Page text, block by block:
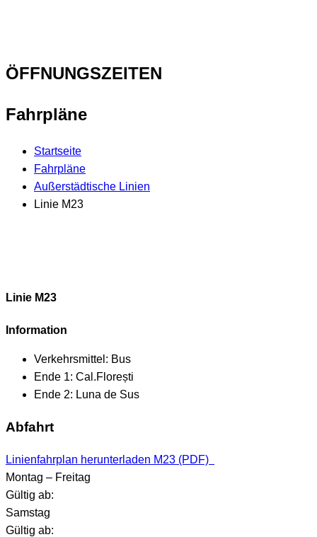
ÖFFNUNGSZEITEN
Fahrpläne
Startseite
Fahrpläne
Außerstädtische Linien
Linie M23
Linie M23
Information
Verkehrsmittel: Bus
Ende 1: Cal.Florești
Ende 2: Luna de Sus
Abfahrt
Linienfahrplan herunterladen M23 (PDF)
Montag – Freitag
Gültig ab:
Samstag
Gültig ab: